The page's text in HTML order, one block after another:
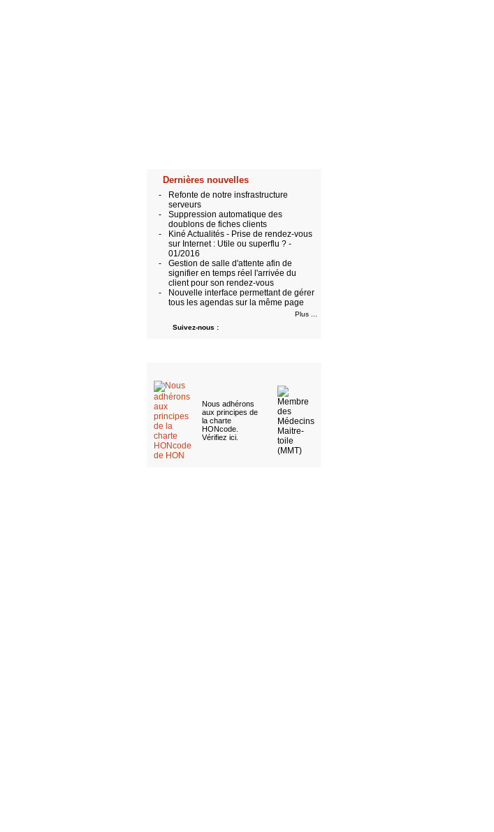
Dernières nouvelles
-
Refonte de notre insfrastructure
serveurs
-
Suppression automatique des
doublons de fiches clients
-
Kiné Actualités - Prise de rendez-vous
sur Internet : Utile ou superflu ? -
01/2016
-
Gestion de salle d'attente afin de
signifier en temps réel l'arrivée du
client pour son rendez-vous
-
Nouvelle interface permettant de gérer
tous les agendas sur la même page
Plus ...
Suivez-nous :
Nous adhérons
aux principes de
la charte
HONcode
Vérifiez ici